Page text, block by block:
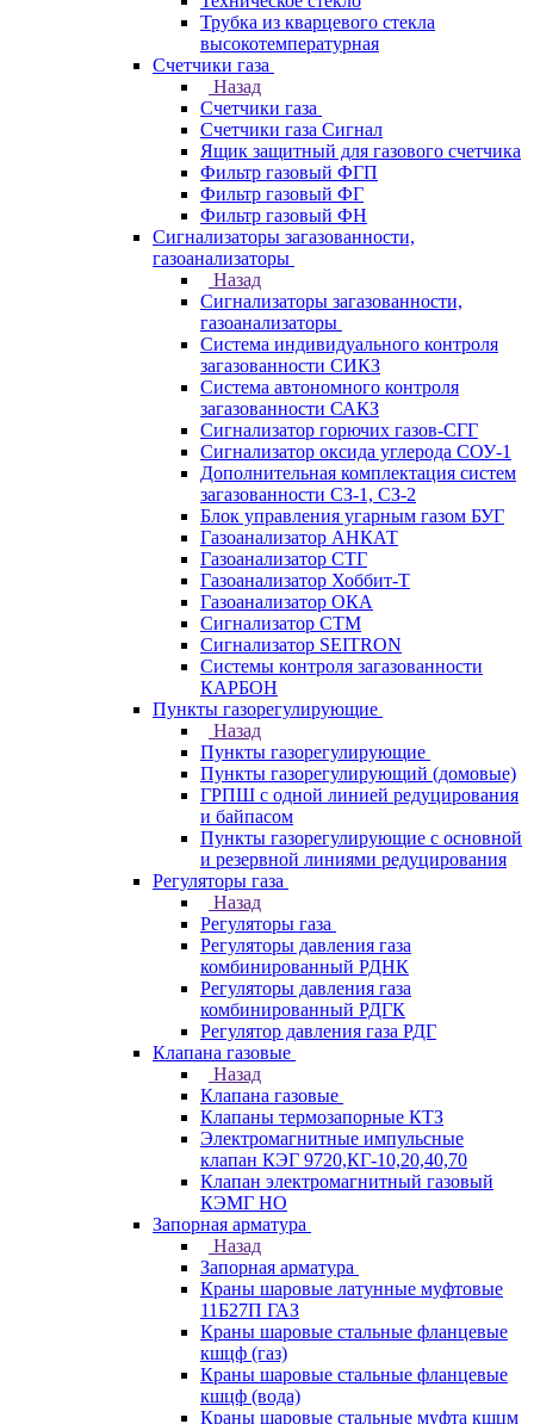
Трубка из кварцевого стекла
высокотемпературная
Счетчики газа
Назад
Счетчики газа
Счетчики газа Сигнал
Ящик защитный для газового счетчика
Фильтр газовый ФГП
Фильтр газовый ФГ
Фильтр газовый ФН
Сигнализаторы загазованности,
газоанализаторы
Назад
Сигнализаторы загазованности,
газоанализаторы
Система индивидуального контроля
загазованности СИКЗ
Система автономного контроля
загазованности САКЗ
Сигнализатор горючих газов-СГГ
Сигнализатор оксида углерода СОУ-1
Дополнительная комплектация систем
загазованности СЗ-1, СЗ-2
Блок управления угарным газом БУГ
Газоанализатор АНКАТ
Газоанализатор СТГ
Газоанализатор Хоббит-Т
Газоанализатор ОКА
Сигнализатор СТМ
Сигнализатор SEITRON
Системы контроля загазованности
КАРБОН
Пункты газорегулирующие
Назад
Пункты газорегулирующие
Пункты газорегулирующий (домовые)
ГРПШ с одной линией редуцирования
и байпасом
Пункты газорегулирующие с основной
и резервной линиями редуцирования
Регуляторы газа
Назад
Регуляторы газа
Регуляторы давления газа
комбинированный РДНК
Регуляторы давления газа
комбинированный РДГК
Регулятор давления газа РДГ
Клапана газовые
Назад
Клапана газовые
Клапаны термозапорные КТЗ
Электромагнитные импульсные
клапан КЭГ 9720,КГ-10,20,40,70
Клапан электромагнитный газовый
КЭМГ НО
Запорная арматура
Назад
Запорная арматура
Краны шаровые латунные муфтовые
11Б27П ГАЗ
Краны шаровые стальные фланцевые
кшцф (газ)
Краны шаровые стальные фланцевые
кшцф (вода)
Краны шаровые стальные муфта кшцм